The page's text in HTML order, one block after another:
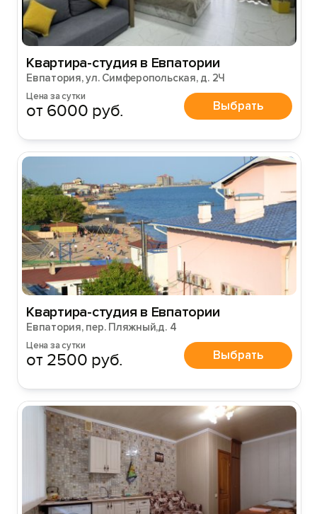
Квартира-студия в Евпатории
Евпатория, ул. Симферопольская, д. 2Ч
Цена за сутки
от 6000 руб. Выбрать
Квартира-студия в Евпатории
Евпатория, пер. Пляжный,д. 4
Цена за сутки
от 2500 руб. Выбрать
Вход на сайт
Войти илиЗарегистрироваться
Войти с помощью